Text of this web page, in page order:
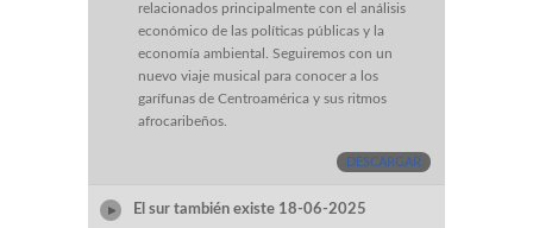
relacionados principalmente con el análisis
económico de las políticas públicas y la
economía ambiental. Seguiremos con un
nuevo viaje musical para conocer a los
garífunas de Centroamérica y sus ritmos
afrocaribeños.
DESCARGAR
El sur también existe 18-06-2025